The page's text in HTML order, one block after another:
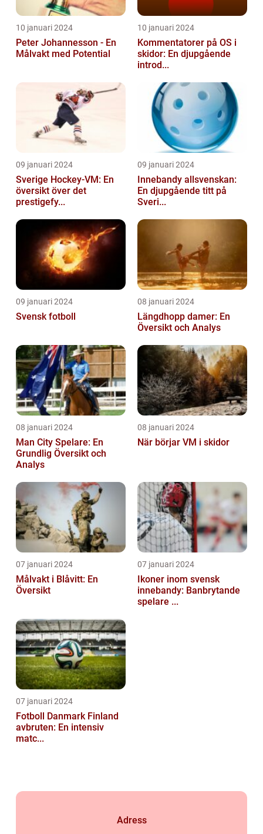
10 januari 2024
Peter Johannesson - En
Målvakt med Potential
10 januari 2024
Kommentatorer på OS i
skidor: En djupgående
introd...
09 januari 2024
Sverige Hockey-VM: En
översikt över det
prestigefy...
09 januari 2024
Innebandy allsvenskan:
En djupgående titt på
Sveri...
09 januari 2024
Svensk fotboll
08 januari 2024
Längdhopp damer: En
Översikt och Analys
08 januari 2024
Man City Spelare: En
Grundlig Översikt och
Analys
08 januari 2024
När börjar VM i skidor
07 januari 2024
Målvakt i Blåvitt: En
Översikt
07 januari 2024
Ikoner inom svensk
innebandy: Banbrytande
spelare ...
07 januari 2024
Fotboll Danmark Finland
avbruten: En intensiv
matc...
Adress